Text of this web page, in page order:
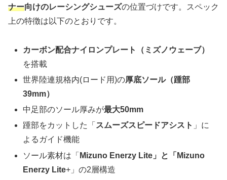
ナー向けのレーシングシューズの位置づけです。スペック
上の特徴は以下のとおりです。
カーボン配合ナイロンプレート（ミズノウェーブ）
を搭載
世界陸連規格内(ロード用)の厚底ソール（踵部
39mm）
中足部のソール厚みが最大50mm
踵部をカットした「 スムーズスピードアシスト 」に
よるガイド機能
ソール素材は「 Mizuno Enerzy Lite」と「Mizuno
Enerzy Lite+」の2層構造